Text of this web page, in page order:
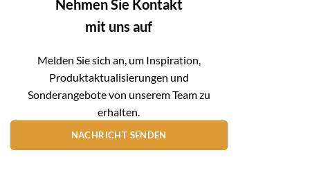
Nehmen Sie Kontakt
mit uns auf
Melden Sie sich an, um Inspiration,
Produktaktualisierungen und
Sonderangebote von unserem Team zu
erhalten.
NACHRICHT SENDEN